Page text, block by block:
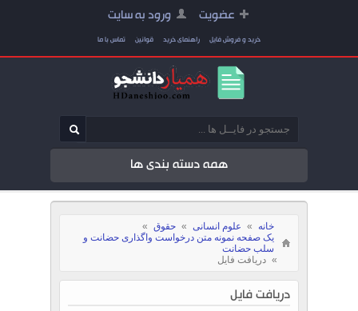
عضویت ورود به سایت
خرید و فروش فایل راهنمای خرید قوانین تماس با ما
همه دسته بندی ها
خانه » علوم انسانی » حقوق »
یک صفحه نمونه متن درخواست واگذاری حضانت و
سلب حضانت
» دریافت فایل
دریافت فایل